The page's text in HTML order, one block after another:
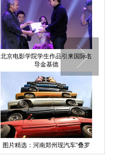
北京电影学院学生作品引来国际名
导金基德
图片精选：河南郑州现汽车“叠罗
汉”